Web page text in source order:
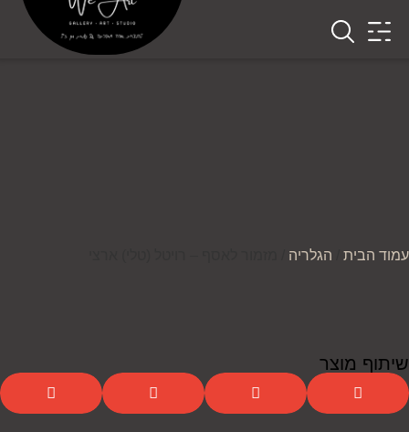
עמוד הבית הגלריה
שיתוף מוצר